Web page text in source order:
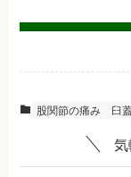
股関節の痛み 臼